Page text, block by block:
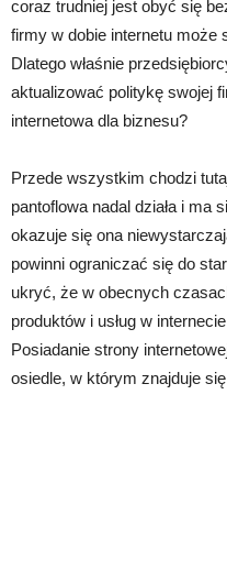
coraz trudniej jest obyć się
firmy w dobie internetu może
Dlatego właśnie
aktualizować politykę swojej
internetowa dla biznesu?
Przede wszystkim chodzi
pantoflowa nadal działa i ma
okazuje się ona
powinni ograniczać się do
ukryć, że w obecnych
produktów i usług w
Posiadanie strony
osiedle, w którym znajduje